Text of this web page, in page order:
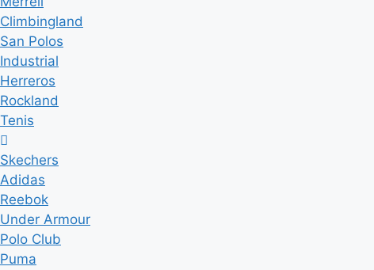
Climbingland
San Polos
Industrial
Herreros
Rockland
Tenis
Skechers
Adidas
Reebok
Under Armour
Polo Club
Puma